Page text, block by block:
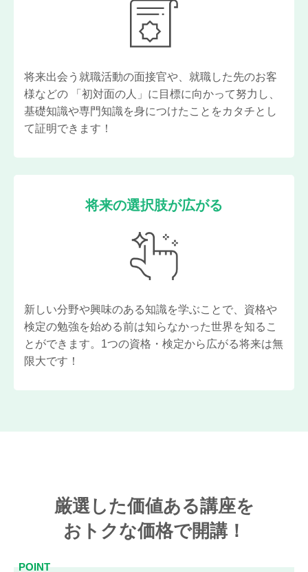
将来出会う就職活動の面接官や、就職した先のお客
様などの 「初対面の人」に目標に向かって努力し、
基礎知識や専門知識を身につけたことをカタチとし
て証明できます！
将来の選択肢が広がる
新しい分野や興味のある知識を学ぶことで、資格や
検定の勉強を始める前は知らなかった世界を知るこ
とができます。1つの資格・検定から広がる将来は無
限大です！
厳選した価値ある講座を
おトクな価格で開講！
POINT